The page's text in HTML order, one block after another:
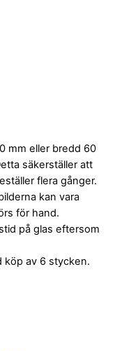
mm eller bredd 60
säkerställer att
flera gånger.
kan vara
för hand.
på glas eftersom
köp av 6 stycken.